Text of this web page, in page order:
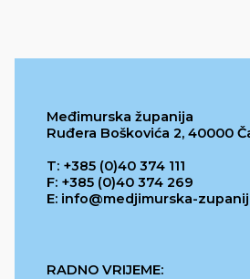
Međimurska županija
Ruđera Boškovića 2, 40000
T: +385 (0)40 374 111
F: +385 (0)40 374 269
E: info@medjimurska-
RADNO VRIJEME: